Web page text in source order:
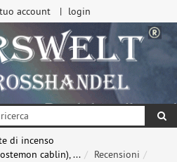
account login
di incenso
cablin), ...
Recensioni